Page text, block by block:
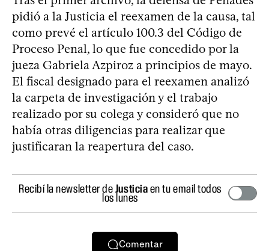
pidió a la Justicia el reexamen de la causa, tal
como prevé el artículo 100.3 del Código de
Proceso Penal, lo que fue concedido por la
jueza Gabriela Azpiroz a principios de mayo.
El fiscal designado para el reexamen analizó
la carpeta de investigación y el trabajo
realizado por su colega y consideró que no
había otras diligencias para realizar que
justificaran la reapertura del caso.
Recibí la newsletter deJusticiaen tu email todos
los lunes
Comentar